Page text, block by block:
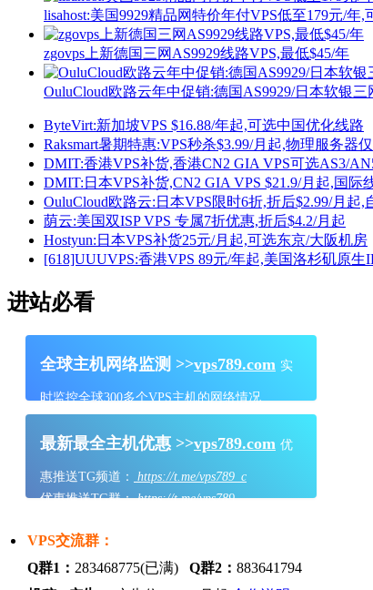
lisahost:美国9929精品网特价年付VPS低至179元/年,
zgovps上新德国三网AS9929线路VPS,最低$45/年
OuluCloud欧路云年中促销:德国AS9929/日本软银
ByteVirt:新加坡VPS $16.88/年起,可选中国优化线路
Raksmart暑期特惠:VPS秒杀$3.99/月起,物理服务器
DMIT:香港VPS补货,香港CN2 GIA VPS可选AS3/
DMIT:日本VPS补货,CN2 GIA VPS $21.9/月起,国际
OuluCloud欧路云:日本VPS限时6折,折后$2.99/月起,
荫云:美国双ISP VPS 专属7折优惠,折后$4.2/月起
Hostyun:日本VPS补货25元/月起,可选东京/大阪机房
[618]UUUVPS:香港VPS 89元/年起,美国洛杉矶原生
进站必看
全球主机网络监测 >>vps789.com 实
时监控全球300多个VPS主机的网络情况
最新最全主机优惠 >>vps789.com 优
惠推送TG频道：
https://t.me/vps789_c
优惠推送TG群：https://t.me/vps789
VPS交流群：
Q群1： 283468775(已满) Q群2： 883641794